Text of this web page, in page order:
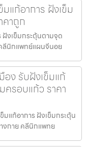
แก้อาการ ฝังเข็ม
าถูก
งเข็มกระตุ้นตามจุด
ลีนิกแพทย์แผนจีนอย
ง รับฝังเข็มแก้
ครอบแก้ว ราคา
แก้อาการ ฝังเข็มกระตุ้น
งกาย คลีนิกแพทย